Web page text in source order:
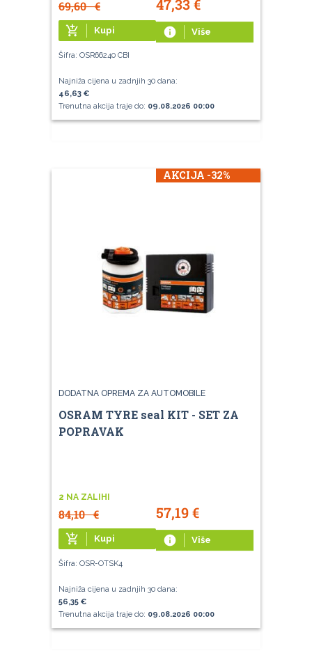
69,60€ 47,33€
add_shopping_cart Kupi info Više
Šifra: OSR66240 CBI
Najniža cijena u zadnjih 30 dana:
46,63 €
Trenutna akcija traje do: 09.08.2026 00:00
AKCIJA -32%
DODATNA OPREMA ZA AUTOMOBILE
OSRAM TYRE seal KIT - SET ZA
POPRAVAK
2 NA ZALIHI
84,10€ 57,19€
add_shopping_cart Kupi info Više
Šifra: OSR-OTSK4
Najniža cijena u zadnjih 30 dana:
56,35 €
Trenutna akcija traje do: 09.08.2026 00:00